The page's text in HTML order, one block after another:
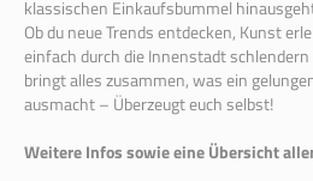
klassischen Einkaufsbummel
Ob du neue Trends entdecken, Kunst
einfach durch die Innenstadt
bringt alles zusammen, was ein
ausmacht – Überzeugt euch selbst!
Weitere Infos sowie eine Übersicht